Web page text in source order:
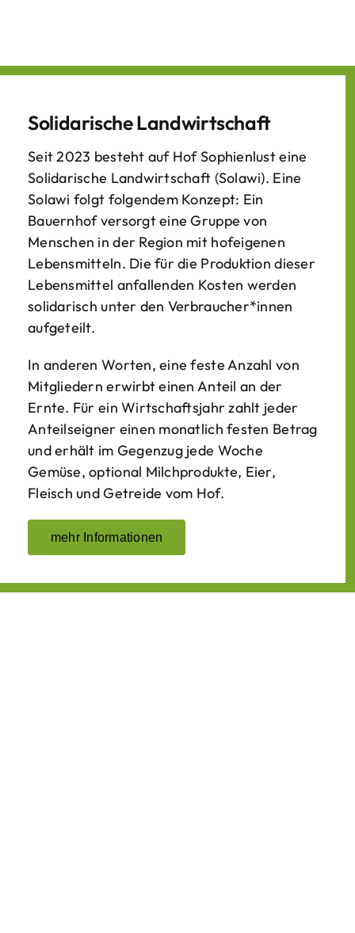
Solidarische Landwirtschaft
Seit 2023 besteht auf Hof Sophienlust eine
Solidarische Landwirtschaft (Solawi). Eine
Solawi folgt folgendem Konzept: Ein
Bauern­hof versorgt eine Gruppe von
Menschen in der Region mit hof­eigenen
Lebens­mitteln. Die für die Produktion dieser
Lebens­mittel anfallenden Kosten werden
solidarisch unter den Verbraucher*­innen
aufgeteilt.
In anderen Worten, eine feste Anzahl von
Mitgliedern erwirbt einen Anteil an der
Ernte. Für ein Wirtschaftsjahr zahlt jeder
Anteilseigner einen monatlich festen Betrag
und erhält im Gegenzug jede Woche
Gemüse, optional Milchprodukte, Eier,
Fleisch und Getreide vom Hof.
mehr Informationen